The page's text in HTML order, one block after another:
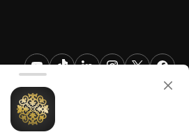
هي علامة تجارية مسجلة لشركة فايند جريت